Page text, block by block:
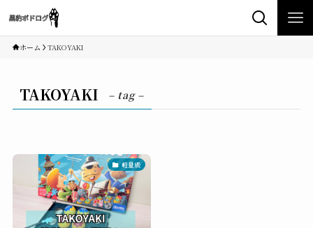
ホーム TAKOYAKI
TAKOYAKI – tag –
軽量級